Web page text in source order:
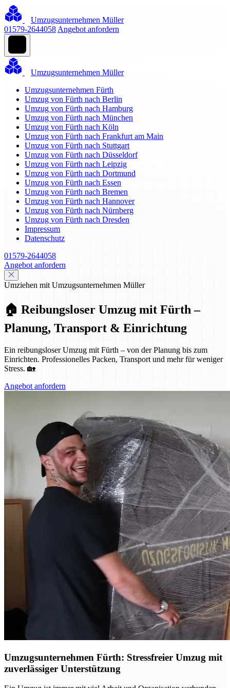
Umzugsunternehmen Müller
01579-2644058 Angebot anfordern
Umzugsunternehmen Müller
Umzugsunternehmen Fürth
Umzug von Fürth nach Berlin
Umzug von Fürth nach Hamburg
Umzug von Fürth nach München
Umzug von Fürth nach Köln
Umzug von Fürth nach Frankfurt am Main
Umzug von Fürth nach Stuttgart
Umzug von Fürth nach Düsseldorf
Umzug von Fürth nach Leipzig
Umzug von Fürth nach Dortmund
Umzug von Fürth nach Essen
Umzug von Fürth nach Bremen
Umzug von Fürth nach Hannover
Umzug von Fürth nach Nürnberg
Umzug von Fürth nach Dresden
Impressum
Datenschutz
01579-2644058
Angebot anfordern
Umziehen mit Umzugsunternehmen Müller
🏠 Reibungsloser Umzug mit Fürth –
Planung, Transport & Einrichtung
Ein reibungsloser Umzug mit Fürth – von der Planung bis zum
Einrichten. Professionelles Packen, Transport und mehr für weniger
Stress. 🏡
Angebot anfordern
Umzugsunternehmen Fürth: Stressfreier Umzug mit
zuverlässiger Unterstützung